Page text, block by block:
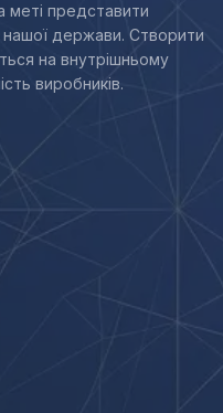
меті представити
нашої держави. Створити
на внутрішньому
виробників.